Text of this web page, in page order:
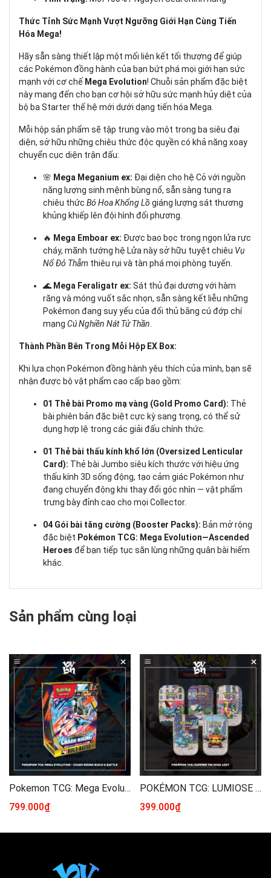
Thức Tỉnh Sức Mạnh Vượt Ngưỡng Giới Hạn Cùng Tiến
Hóa Mega!
Hãy sẵn sàng thiết lập một mối liên kết tối thượng để giúp
các Pokémon đồng hành của bạn bứt phá mọi giới hạn sức
mạnh với cơ chế Mega Evolution! Chuỗi sản phẩm đặc biệt
này mang đến cho bạn cơ hội sở hữu sức mạnh hủy diệt của
bộ ba Starter thế hệ mới dưới dạng tiến hóa Mega.
Mỗi hộp sản phẩm sẽ tập trung vào một trong ba siêu đại
diện, sở hữu những chiêu thức độc quyền có khả năng xoay
chuyển cục diện trận đấu:
🌸 Mega Meganium ex: Đại diện cho hệ Cỏ với nguồn
năng lượng sinh mệnh bùng nổ, sẵn sàng tung ra
chiêu thức Bó Hoa Khổng Lồ giáng lượng sát thương
khủng khiếp lên đội hình đối phương.
🔥 Mega Emboar ex: Được bao bọc trong ngọn lửa rực
cháy, mãnh tướng hệ Lửa này sở hữu tuyệt chiêu Vụ
Nổ Đỏ Thẫm thiêu rụi và tàn phá mọi phòng tuyến.
🌊 Mega Feraligatr ex: Sát thủ đại dương với hàm
răng và móng vuốt sắc nhọn, sẵn sàng kết liễu những
Pokémon đang suy yếu của đối thủ bằng cú đớp chí
mạng Cú Nghiền Nát Tử Thần
Thành Phần Bên Trong Mỗi Hộp EX Box:
Khi lựa chọn Pokémon đồng hành yêu thích của mình, bạn sẽ
nhận được bộ vật phẩm cao cấp bao gồm:
01 Thẻ bài Promo mạ vàng (Gold Promo Card): Thẻ
bài phiên bản đặc biệt cực kỳ sang trọng, có thể sử
dụng hợp lệ trong các giải đấu chính thức.
01 Thẻ bài thấu kính khổ lớn (Oversized Lenticular
Card): Thẻ bài Jumbo siêu kích thước với hiệu ứng
thấu kính 3D sống động, tạo cảm giác Pokémon như
đang chuyển động khi thay đổi góc nhìn — vật phẩm
trưng bày đỉnh cao cho mọi Collector.
04 Gói bài tăng cường (Booster Packs): Bản mở rộng
đặc biệt Pokémon TCG: Mega Evolution—Ascended
Heroes để bạn tiếp tục săn lùng những quân bài hiếm
khác.
Sản phẩm cùng loại
Pokemon TCG: Mega Evolution - Chaos Rising Build & Battle
799.000₫
POKÉMON TCG: LUMIOSE CITY MINI TIN
399.000₫